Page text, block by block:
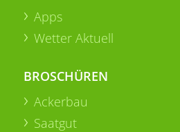
Apps
Wetter Aktuell
BROSCHÜREN
Ackerbau
Saatgut